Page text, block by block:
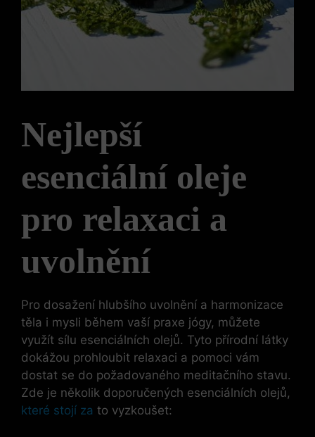
Nejlepší
esenciální oleje
pro relaxaci a
uvolnění
Pro dosažení hlubšího uvolnění a harmonizace
těla i mysli během vaší praxe jógy, můžete
využít sílu esenciálních olejů. Tyto přírodní látky
dokážou prohloubit relaxaci a pomoci vám
dostat se do požadovaného meditačního stavu.
Zde je několik doporučených esenciálních olejů,
které stojí za to vyzkoušet: